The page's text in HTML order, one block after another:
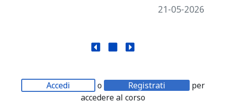
21-05-2026
Accedi o Registrati
per
accedere al corso